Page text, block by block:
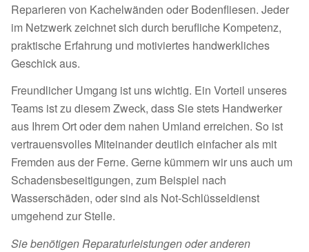
Reparieren von Kachelwänden oder Bodenfliesen. Jeder
im Netzwerk zeichnet sich durch berufliche Kompetenz,
praktische Erfahrung und motiviertes handwerkliches
Geschick aus.
Freundlicher Umgang ist uns wichtig. Ein Vorteil unseres
Teams ist zu diesem Zweck, dass Sie stets Handwerker
aus Ihrem Ort oder dem nahen Umland erreichen. So ist
vertrauensvolles Miteinander deutlich einfacher als mit
Fremden aus der Ferne. Gerne kümmern wir uns auch um
Schadensbeseitigungen, zum Beispiel nach
Wasserschäden, oder sind als Not-Schlüsseldienst
umgehend zur Stelle.
Sie benötigen Reparaturleistungen oder anderen